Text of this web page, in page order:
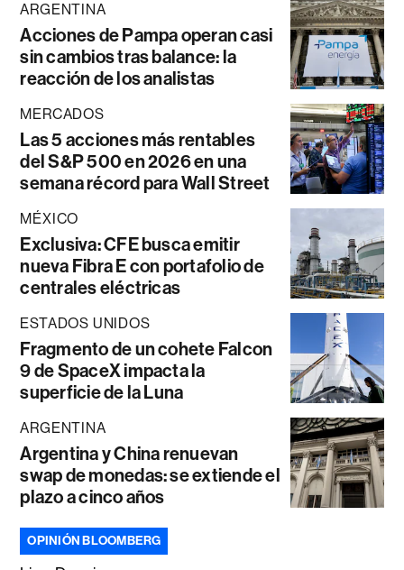
ARGENTINA
Acciones de Pampa operan casi
sin cambios tras balance: la
reacción de los analistas
MERCADOS
Las 5 acciones más rentables
del S&P 500 en 2026 en una
semana récord para Wall Street
MÉXICO
Exclusiva: CFE busca emitir
nueva Fibra E con portafolio de
centrales eléctricas
ESTADOS UNIDOS
Fragmento de un cohete Falcon
9 de SpaceX impacta la
superficie de la Luna
ARGENTINA
Argentina y China renuevan
swap de monedas: se extiende el
plazo a cinco años
OPINIÓN BLOOMBERG